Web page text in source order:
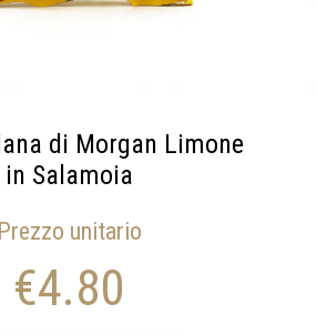
di Morgan Limone
in Salamoia
Prezzo unitario
€4.80